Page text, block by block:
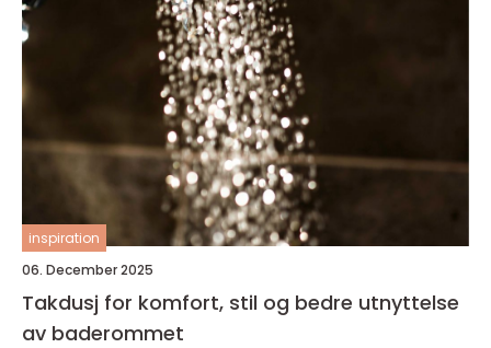
inspiration
06. December 2025
Takdusj for komfort, stil og bedre utnyttelse
av baderommet